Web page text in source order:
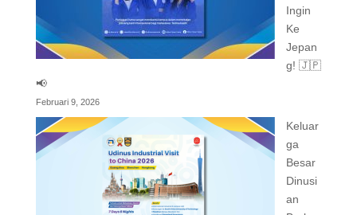
Ingin
Ke
Jepan
g! 🇯🇵
📢
Februari 9, 2026
Keluar
ga
Besar
Dinusi
an